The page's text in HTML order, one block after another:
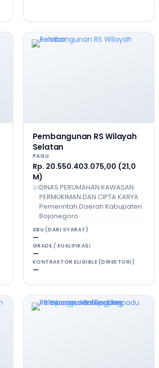
Pembangunan RS Wilayah
Selatan
PAGU
Rp. 20.550.403.075,00 (21,0
M)
DINAS PERUMAHAN KAWASAN
PERMUKIMAN DAN CIPTA KARYA
Pemerintah Daerah Kabupaten
Bojonegoro
SBU (DARI SYARAT)
—
GRADE / KUALIFIKASI
—
KONTRAKTOR ELIGIBLE (DIREKTORI)
—